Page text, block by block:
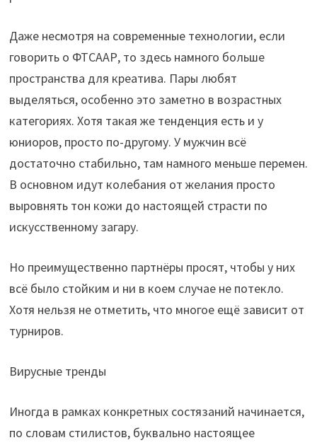
Даже несмотря на современные технологии, если
говорить о ФТСААР, то здесь намного больше
пространства для креатива. Пары любят
выделяться, особенно это заметно в возрастных
категориях. Хотя такая же тенденция есть и у
юниоров, просто по-другому. У мужчин всё
достаточно стабильно, там намного меньше перемен.
В основном идут колебания от желания просто
выровнять тон кожи до настоящей страсти по
искусственному загару.
Но преимущественно партнёры просят, чтобы у них
всё было стойким и ни в коем случае не потекло.
Хотя нельзя не отметить, что многое ещё зависит от
турниров.
Вирусные тренды
Иногда в рамках конкретных состязаний начинается,
по словам стилистов, буквально настоящее